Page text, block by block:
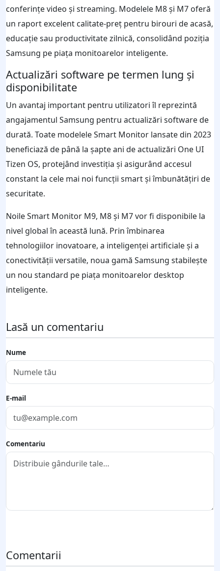
conferințe video și streaming. Modelele M8 și M7 oferă
un raport excelent calitate-preț pentru birouri de acasă,
educație sau productivitate zilnică, consolidând poziția
Samsung pe piața monitoarelor inteligente.
Actualizări software pe termen lung și
disponibilitate
Un avantaj important pentru utilizatori îl reprezintă
angajamentul Samsung pentru actualizări software de
durată. Toate modelele Smart Monitor lansate din 2023
beneficiază de până la șapte ani de actualizări One UI
Tizen OS, protejând investiția și asigurând accesul
constant la cele mai noi funcții smart și îmbunătățiri de
securitate.
Noile Smart Monitor M9, M8 și M7 vor fi disponibile la
nivel global în această lună. Prin îmbinarea
tehnologiilor inovatoare, a inteligenței artificiale și a
conectivității versatile, noua gamă Samsung stabilește
un nou standard pe piața monitoarelor desktop
inteligente.
Lasă un comentariu
Nume
E-mail
Comentariu
Comentarii